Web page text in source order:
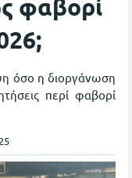
φαβορί
όσο η διοργάνωση
περί φαβορί